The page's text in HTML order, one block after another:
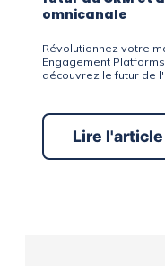
omnicanale
Révolutionnez votre
Engagement
découvrez le futur de
Lire l'article